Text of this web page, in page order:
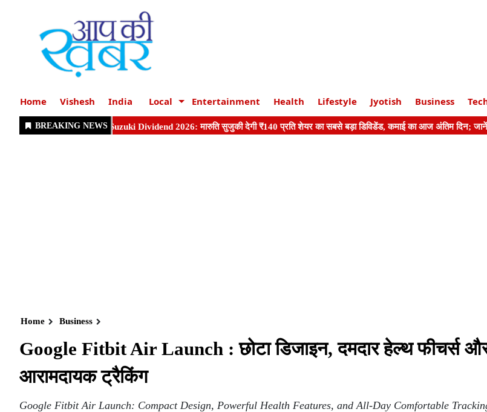
Home Vishesh India Local Entertainment Health Lifestyle Jyotish Business
Home Business
Google Fitbit Air Launch : छोटा डिजाइन, दमदार हेल्थ फीचर्स
आरामदायक ट्रैकिंग
Google Fitbit Air Launch: Compact Design, Powerful Health Features, and All-Day Comfortable